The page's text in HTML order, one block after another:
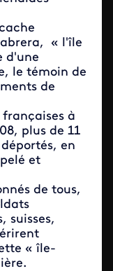
« l'île
d'une
le témoin de
de
à
plus de 11
en
et
de tous,
suisses,
« île-